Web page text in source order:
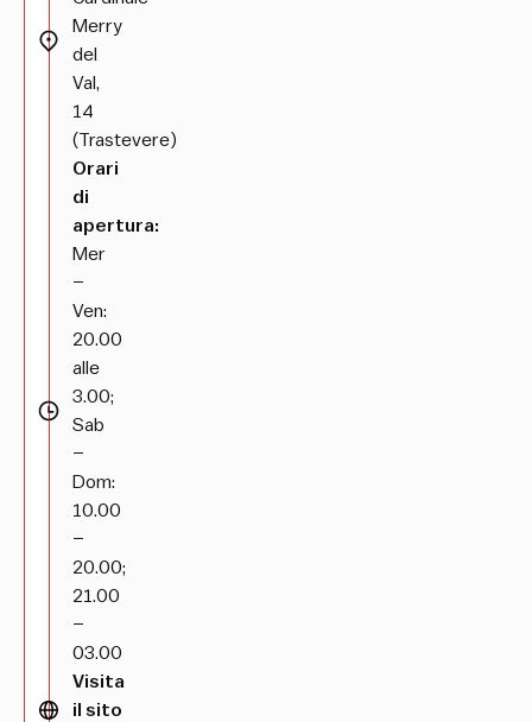
Merry
del
Val,
14
(Trastevere)
Orari
di
apertura:
Mer
–
Ven:
20.00
alle
3.00;
Sab
–
Dom:
10.00
–
20.00;
21.00
–
03.00
Visita
il sito